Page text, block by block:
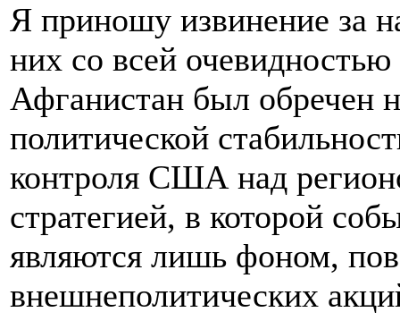
Я приношу извинение за
них со всей
Афганистан был обречен
политической
контроля США над
стратегией, в которой
являются лишь фоном,
внешнеполитических